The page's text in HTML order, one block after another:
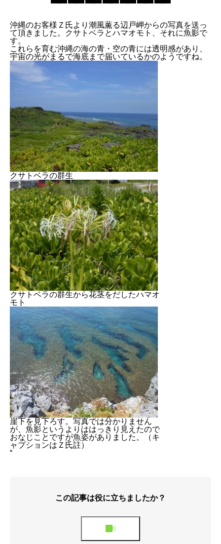
沖縄のお客様Ｚ氏より潮風薫る辺戸岬からの写真を送っ
て頂きました。クサトベラとハマオモト、それに魚影で
す。
これらを育む沖縄の海の青・空の青には透明感があり、
宇宙の光がまるで海底まで届いているかのようですね。
クサトベラの群生
クサトベラの群生から花茎をだしたハマオ
モト
崖下を見下ろす。写真では分かりません
が、魚影というよりははっきり見えたので
おなじことですが魚姿がありました。（キ
ャプションはＺ氏註）
“
この記事は役に立ちましたか？